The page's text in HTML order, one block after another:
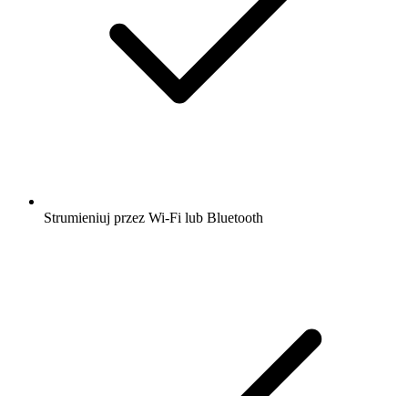
Strumieniuj przez Wi-Fi lub Bluetooth